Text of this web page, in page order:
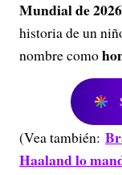
Mundial de 2026
historia de un
nombre como
(Vea también:
Haaland lo